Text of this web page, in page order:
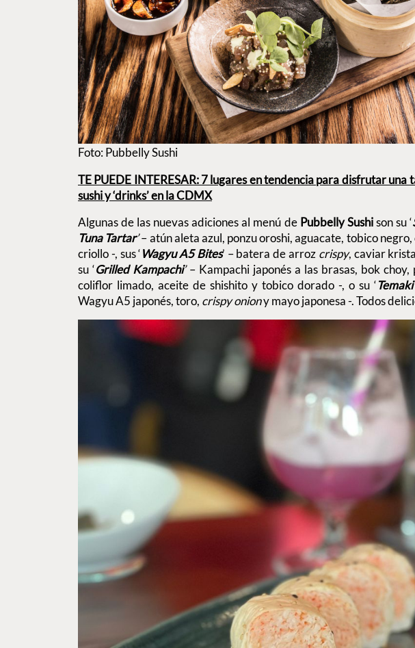
Foto: Pubbelly Sushi
TE PUEDE INTERESAR: 7 lugares en tendencia para disfrutar una
sushi y ‘drinks’ en la CDMX
Algunas de las nuevas adiciones al menú de Pubbelly Sushison su ‘
Tuna Tartar’– atún aleta azul, ponzu oroshi, aguacate, tobico
criollo -, sus ‘Wagyu A5 Bites’ – batera de arroz crispy, caviar
su ‘Grilled Kampachi’– Kampachi japonés a las brasas, bok choy,
coliflor limado, aceite de shishito y tobico dorado -, o su ‘
Wagyu A5 japonés, toro, crispy oniony mayo japonesa -. Todos